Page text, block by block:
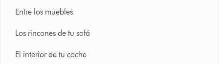
Entre los muebles
Los rincones de tu sofá
El interior de tu coche